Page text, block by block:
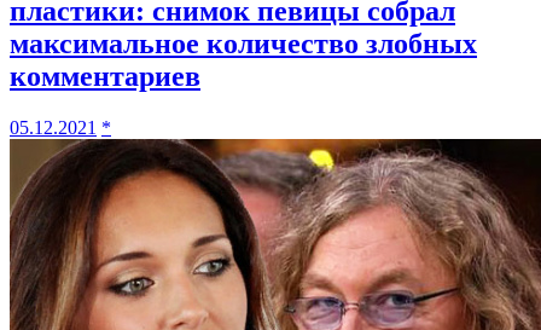
пластики: снимок певицы собрал
максимальное количество злобных
комментариев
05.12.2021 *